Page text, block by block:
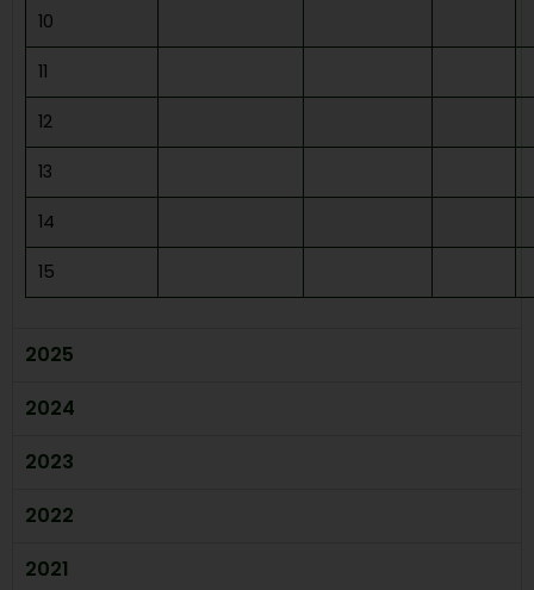
10
11
12
13
14
15
2025
2024
2023
2022
2021